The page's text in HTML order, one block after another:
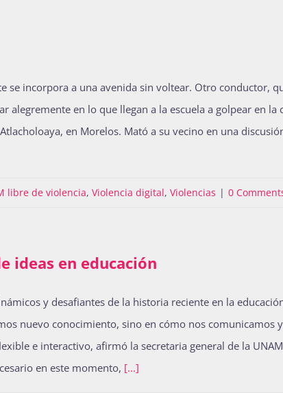
se incorpora a una avenida sin voltear. Otro conductor,
alegremente en lo que llegan a la escuela a golpear en
en Morelos. Mató a su vecino en una
libre de violencia, Violencia digital, Violencias | 0
ideas en educación
y desafiantes de la historia reciente en la
nuevo conocimiento, sino en cómo nos comunicamos
e interactivo, afirmó la secretaria general de la
en este momento, [...]